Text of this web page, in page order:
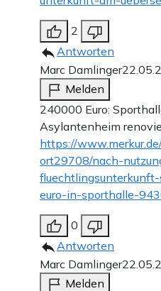
2
Antworten
Marc Damlinger
Melden
240000 Euro:
Asylantenheim
https://
ort29708/nach-
euro-in-sporthalle-
0
Antworten
Marc Damlinger
Melden